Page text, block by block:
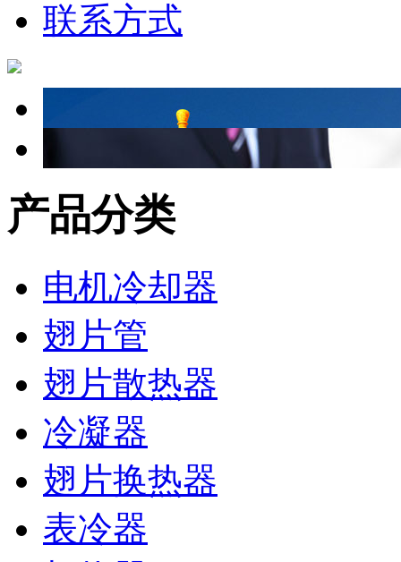
联系方式
产品分类
电机冷却器
翅片管
翅片散热器
冷凝器
翅片换热器
表冷器